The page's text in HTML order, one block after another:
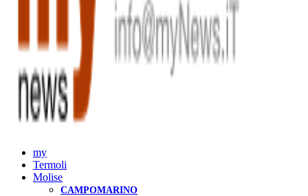
my
Termoli
Molise
CAMPOMARINO